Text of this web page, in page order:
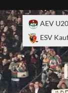
to
content
AEV U20
ESV